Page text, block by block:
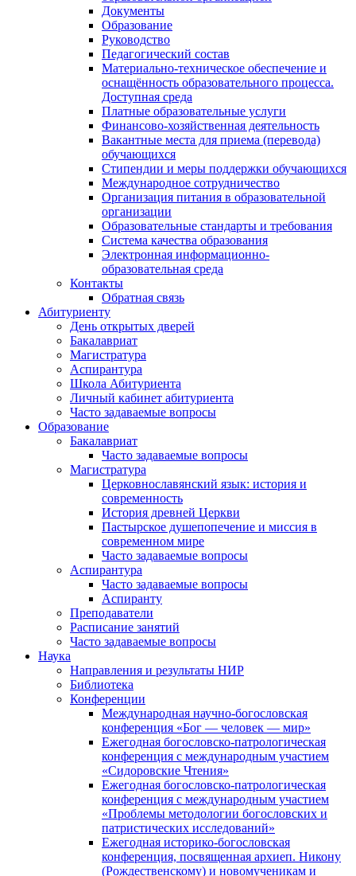
Документы
Образование
Руководство
Педагогический состав
Материально-техническое обеспечение и
оснащённость образовательного процесса.
Доступная среда
Платные образовательные услуги
Финансово-хозяйственная деятельность
Вакантные места для приема (перевода)
обучающихся
Стипендии и меры поддержки обучающихся
Международное сотрудничество
Организация питания в образовательной
организации
Образовательные стандарты и требования
Система качества образования
Электронная информационно-
образовательная среда
Контакты
Обратная связь
Абитуриенту
День открытых дверей
Бакалавриат
Магистратура
Аспирантура
Школа Абитуриента
Личный кабинет абитуриента
Часто задаваемые вопросы
Образование
Бакалавриат
Часто задаваемые вопросы
Магистратура
Церковнославянский язык: история и
современность
История древней Церкви
Пастырское душепопечение и миссия в
современном мире
Часто задаваемые вопросы
Аспирантура
Часто задаваемые вопросы
Аспиранту
Преподаватели
Расписание занятий
Часто задаваемые вопросы
Наука
Направления и результаты НИР
Библиотека
Конференции
Международная научно-богословская
конференция «Бог — человек — мир»
Ежегодная богословско-патрологическая
конференция с международным участием
«Сидоровские Чтения»
Ежегодная богословско-патрологическая
конференция с международным участием
«Проблемы методологии богословских и
патристических исследований»
Ежегодная историко-богословская
конференция, посвященная архиеп. Никону
(Рождественскому) и новомученикам и